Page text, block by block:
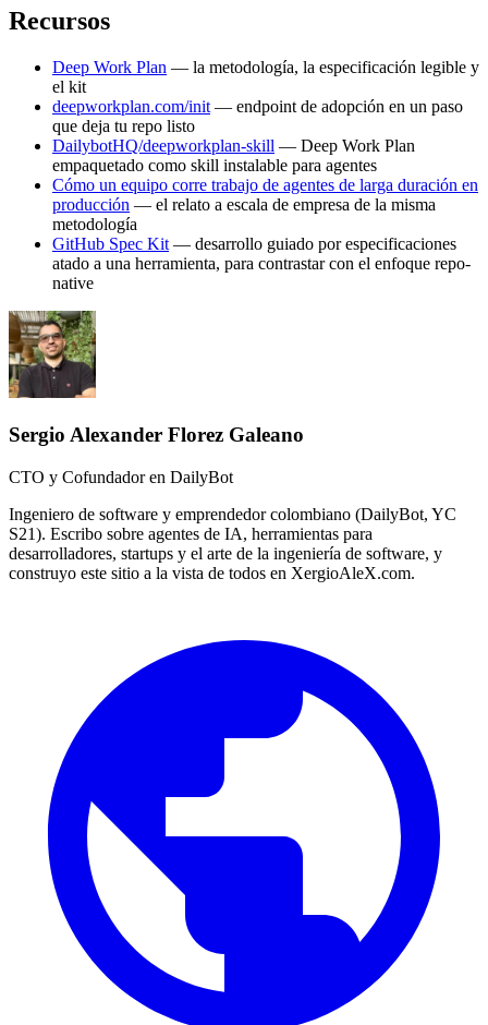
Recursos
Deep Work Plan — la metodología, la especificación legible y
el kit
deepworkplan.com/init — endpoint de adopción en un paso
que deja tu repo listo
DailybotHQ/deepworkplan-skill — Deep Work Plan
empaquetado como skill instalable para agentes
Cómo un equipo corre trabajo de agentes de larga duración en
producción — el relato a escala de empresa de la misma
metodología
GitHub Spec Kit — desarrollo guiado por especificaciones
atado a una herramienta, para contrastar con el enfoque repo-
native
Sergio Alexander Florez Galeano
CTO y Cofundador en DailyBot
Ingeniero de software y emprendedor colombiano (DailyBot, YC
S21). Escribo sobre agentes de IA, herramientas para
desarrolladores, startups y el arte de la ingeniería de software, y
construyo este sitio a la vista de todos en XergioAleX.com.